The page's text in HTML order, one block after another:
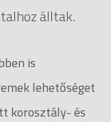
álltak.
is
lehetőséget
korosztály- és